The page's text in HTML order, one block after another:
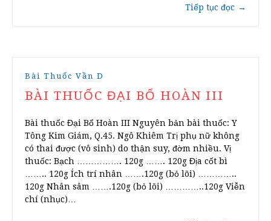
Tiếp tục đọc →
Bài Thuốc Vần D
BÀI THUỐC ĐẠI BỔ HOÀN III
Bài thuốc Đại Bổ Hoàn III Nguyên bản bài thuốc: Y
Tông Kim Giám, Q.45. Ngô Khiêm Trị phụ nữ không
có thai được (vô sinh) do thận suy, đờm nhiều. Vị
thuốc: Bạch ……………. 120g ……. 120g Địa cốt bì
…….. 120g Ích trí nhân …….120g (bỏ lõi) …………..
120g Nhân sâm …….120g (bỏ lõi) …………..120g Viễn
chí (nhục)…